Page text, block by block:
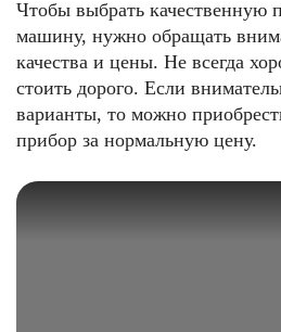
Чтобы выбрать качественную
машину, нужно обращать
качества и цены. Не всегда
стоить дорого. Если
варианты, то можно
прибор за нормальную цену.